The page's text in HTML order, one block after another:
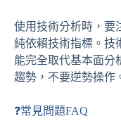
使用技術分析時，要
純依賴技術指標。技
能完全取代基本面分
趨勢，不要逆勢操作
❓常見問題FAQ